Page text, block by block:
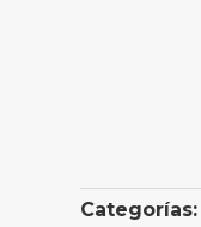
Categorías: